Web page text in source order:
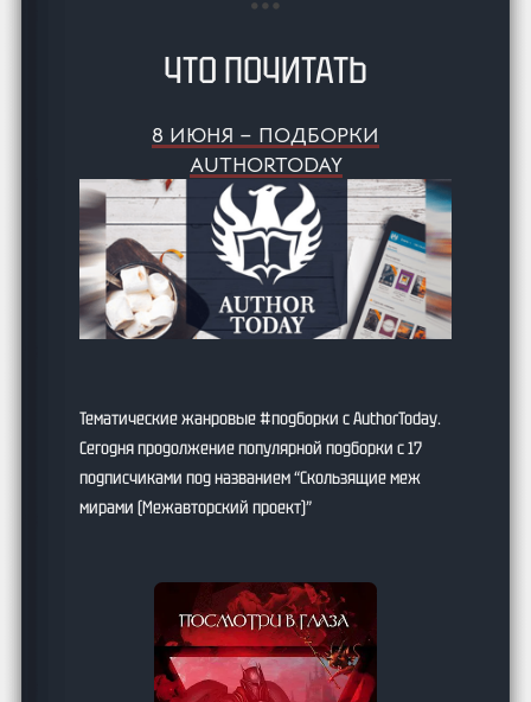
ЧТО ПОЧИТАТЬ
8 ИЮНЯ – ПОДБОРКИ
AUTHORTODAY
Тематические жанровые #подборки с AuthorToday.
Сегодня продолжение популярной подборки с 17
подписчиками под названием “Скользящие меж
мирами (Межавторский проект)”